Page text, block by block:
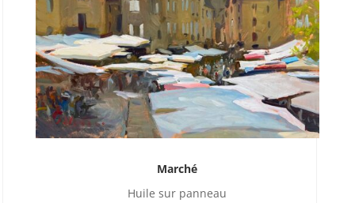
Marché
Huile sur panneau